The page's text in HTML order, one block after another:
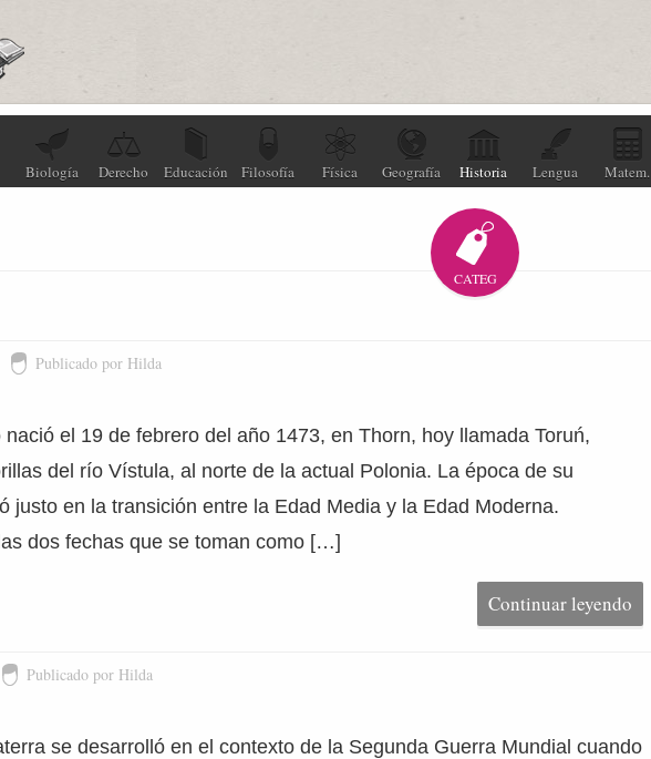
Biología Derecho Educación Filosofía Física Geografía Historia Lengua Matem.
CATEG
Publicado por Hilda
el 19 de febrero del año 1473, en Thorn, hoy llamada Toruń,
del río Vístula, al norte de la actual Polonia. La época de su
justo en la transición entre la Edad Media y la Edad Moderna.
dos fechas que se toman como […]
Continuar leyendo
Publicado por Hilda
se desarrolló en el contexto de la Segunda Guerra Mundial cuando